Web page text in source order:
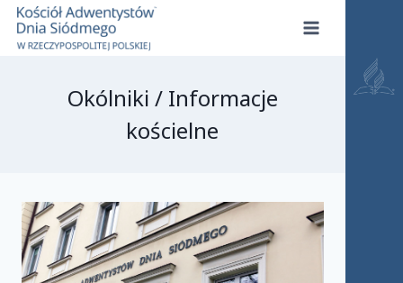
Przejdź
treści
Okólniki / Informacje
kościelne